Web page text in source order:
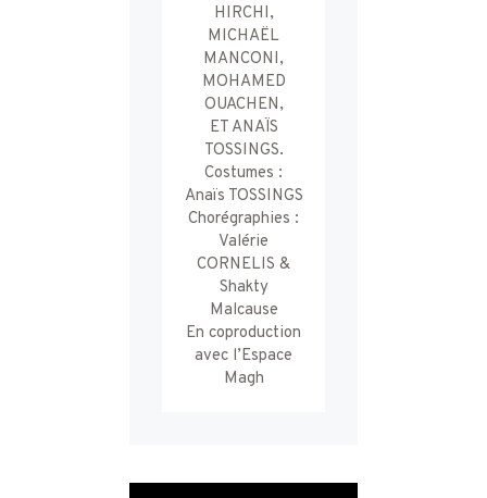
HIRCHI,
MICHAËL
MANCONI,
MOHAMED
OUACHEN,
ET ANAÏS
TOSSINGS.
Costumes :
Anaïs TOSSINGS
Chorégraphies :
Valérie
CORNELIS &
Shakty
Malcause
En coproduction
avec l’Espace
Magh